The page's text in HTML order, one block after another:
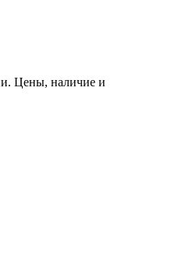
Цены, наличие и